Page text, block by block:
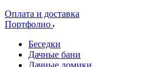
Оплата и доставка
Портфолио
Беседки
Дачные бани
Дачные домики